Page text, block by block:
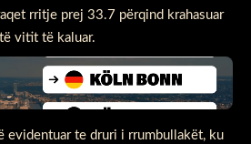
rritje prej 33.7 përqind krahasuar
vitit të kaluar.
evidentuar te druri i rrumbullakët, ku